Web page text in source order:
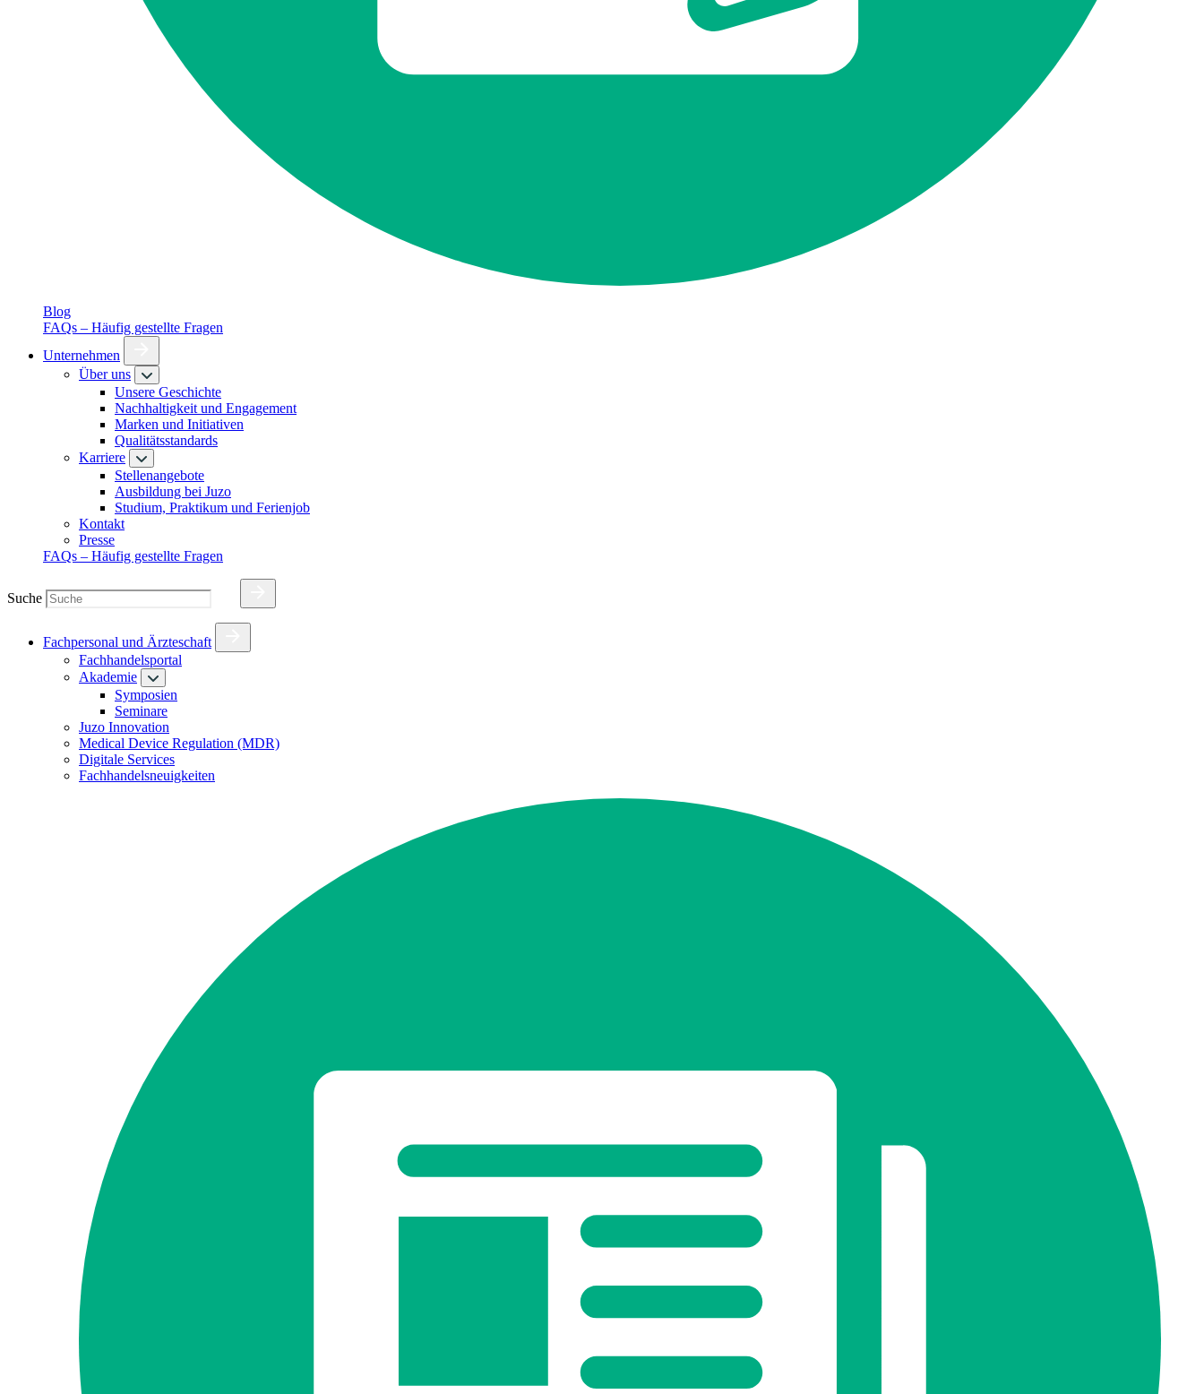
Blog
FAQs – Häufig gestellte Fragen
Unternehmen
Über uns
Unsere Geschichte
Nachhaltigkeit und Engagement
Marken und Initiativen
Qualitätsstandards
Karriere
Stellenangebote
Ausbildung bei Juzo
Studium, Praktikum und Ferienjob
Kontakt
Presse
FAQs – Häufig gestellte Fragen
Suche
Fachpersonal und Ärzteschaft
Fachhandelsportal
Akademie
Symposien
Seminare
Juzo Innovation
Medical Device Regulation (MDR)
Digitale Services
Fachhandelsneuigkeiten